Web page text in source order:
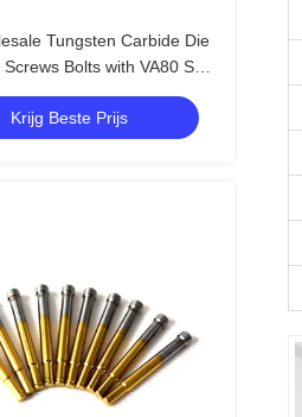
Tungsten Carbide Die
Bolts with VA80 ST7
Materials and +/-0.01
Krijg Beste Prijs